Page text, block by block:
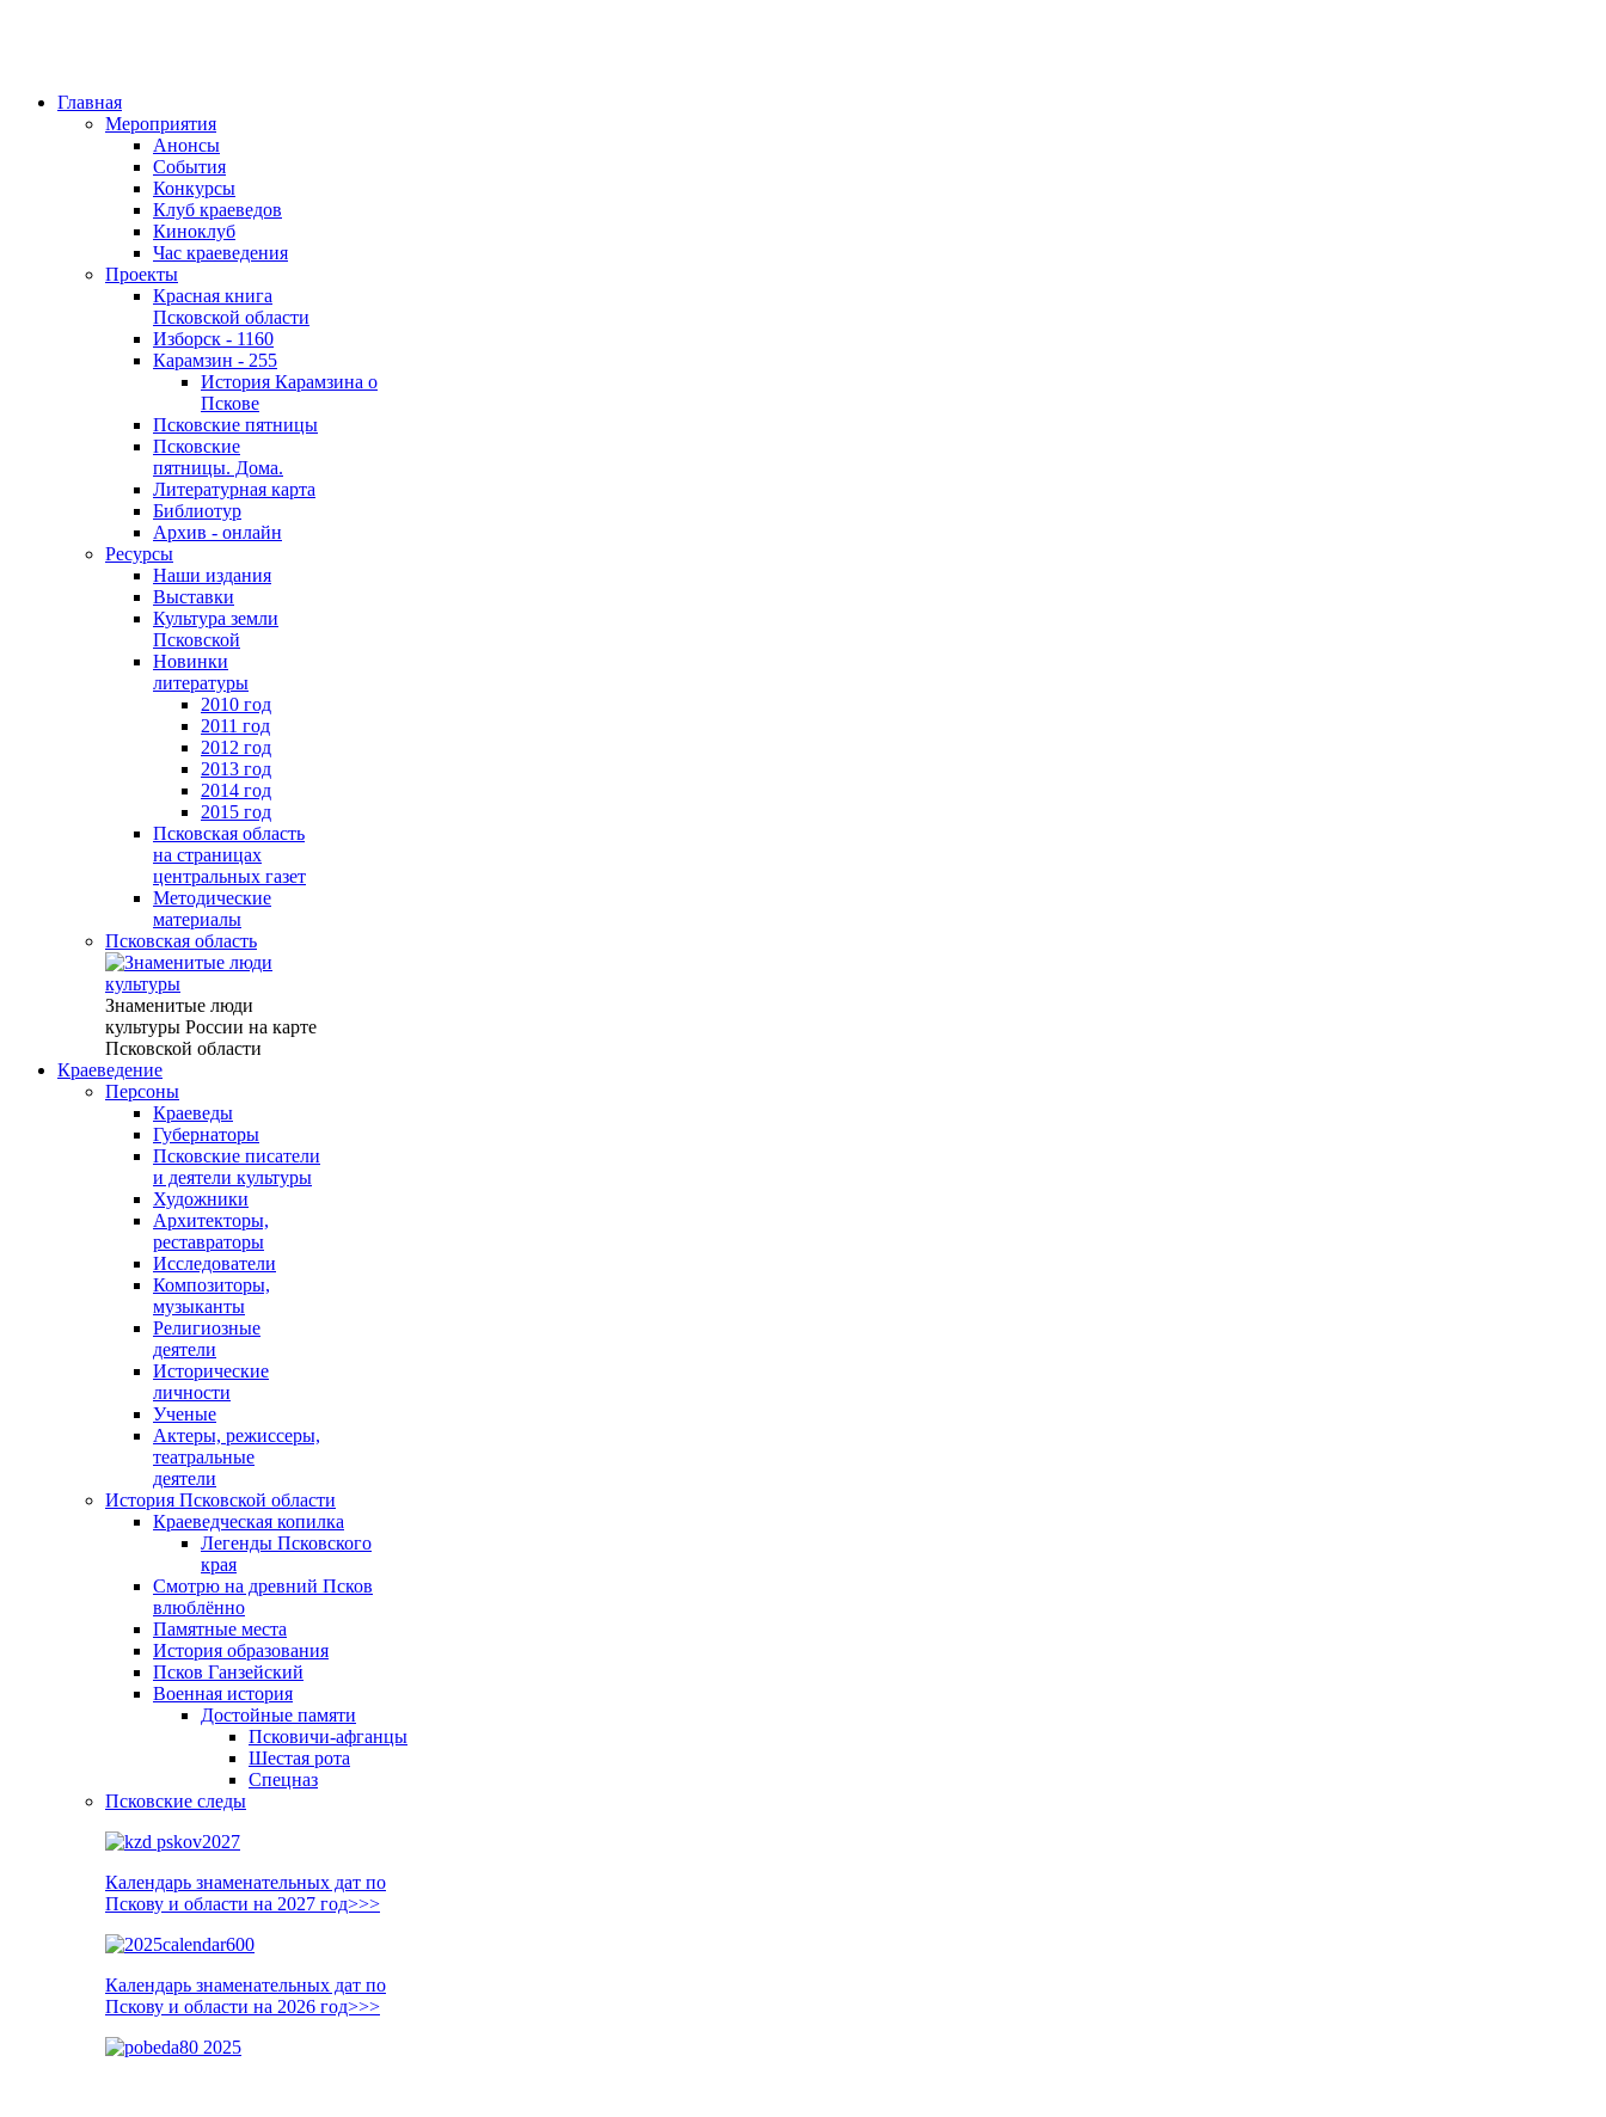
Главная
Мероприятия
Анонсы
События
Конкурсы
Клуб краеведов
Киноклуб
Час краеведения
Проекты
Красная книга
Псковской области
Изборск - 1160
Карамзин - 255
История Карамзина о
Пскове
Псковские пятницы
Псковские
пятницы. Дома.
Литературная карта
Библиотур
Архив - онлайн
Ресурсы
Наши издания
Выставки
Культура земли
Псковской
Новинки
литературы
2010 год
2011 год
2012 год
2013 год
2014 год
2015 год
Псковская область
на страницах
центральных газет
Методические
материалы
Псковская область
Знаменитые люди
культуры России на карте
Псковской области
Краеведение
Персоны
Краеведы
Губернаторы
Псковские писатели
и деятели культуры
Художники
Архитекторы,
реставраторы
Исследователи
Композиторы,
музыканты
Религиозные
деятели
Исторические
личности
Ученые
Актеры, режиссеры,
театральные
деятели
История Псковской области
Краеведческая копилка
Легенды Псковского
края
Смотрю на древний Псков
влюблённо
Памятные места
История образования
Псков Ганзейский
Военная история
Достойные памяти
Псковичи-афганцы
Шестая рота
Спецназ
Псковские следы
Календарь знаменательных дат по
Пскову и области на 2027 год>>>
Календарь знаменательных дат по
Пскову и области на 2026 год>>>